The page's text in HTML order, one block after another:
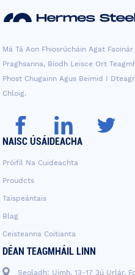
Má Tá Aon Fhiosrúcháin Agat
Praghsanna, Bíodh Leisce Ort
Phost Chugainn Agus Beimid I
Chloig.
NAISC ÚSÁIDEACHA
Próifíl Na Cuideachta
Proudcts
Taispeántais
Blag
Ceisteanna Coitianta
DÉAN TEAGMHÁIL LINN
Seoladh: Uimh. 13-17 3ú Urlár,